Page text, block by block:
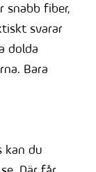
snabb fiber,
svarar
dolda
Bara
kan du